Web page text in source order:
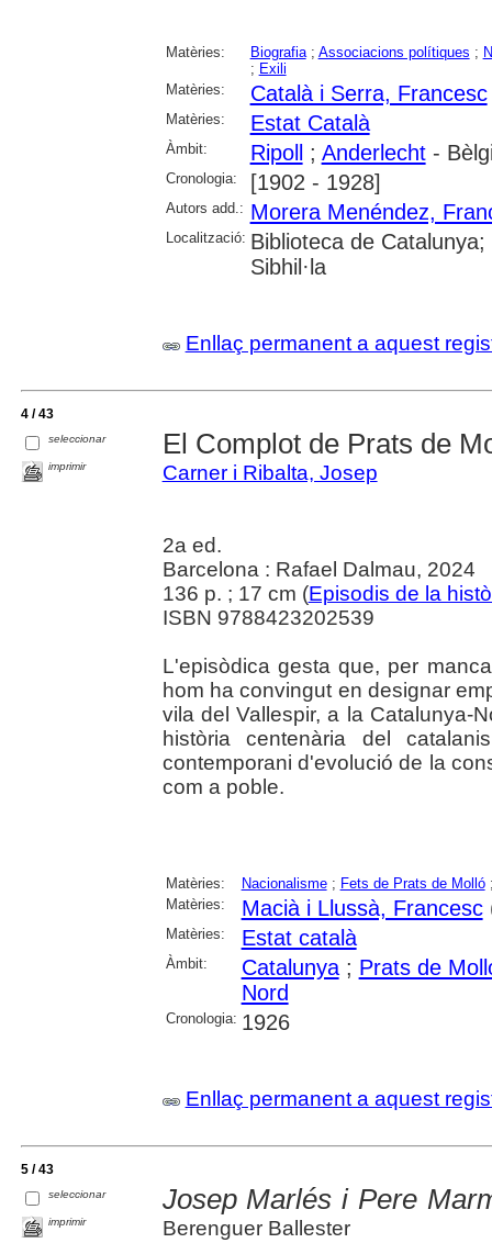
Matèries: Biografia; Associacions polítiques ;
; Exili
Matèries:
Català i Serra, Francesc
Matèries: Estat Català
Àmbit: Ripoll ; Anderlecht-
Cronologia: [1902 - 1928]
Autors add.: Morera Menéndez,
Localització: Biblioteca de
Sibhil·la
Enllaç permanent a aquest
4 / 43
seleccionar
imprimir
El Complot de Prats de
Carner i Ribalta, Josep
2a ed.
Barcelona : Rafael Dalmau, 2024
136 p. ; 17 cm (Episodis de la
ISBN 9788423202539
L'episòdica gesta que, per
hom ha convingut en designar
vila del Vallespir, a la Catalunya-
història centenària del
contemporani d'evolució de la
com a poble.
Matèries: Nacionalisme; Fets de Prats de Molló
Matèries:
Macià i Llussà, Francesc
Matèries: Estat català
Àmbit: Catalunya; Prats de
Nord
Cronologia: 1926
Enllaç permanent a aquest
5 / 43
seleccionar
imprimir
Josep Marlés i Pere
Berenguer Ballester